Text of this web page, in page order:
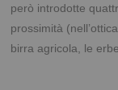
però introdotte
prossimità
birra agricola, le